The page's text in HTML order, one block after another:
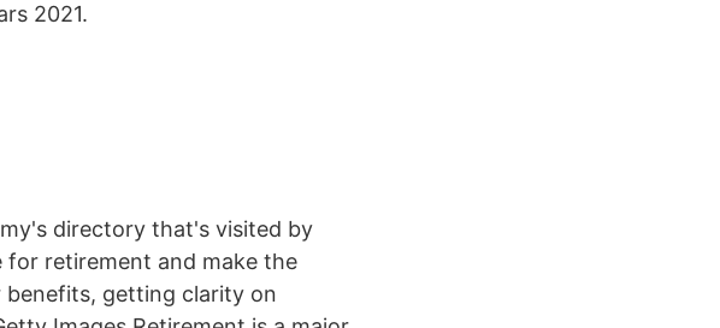
2021.
directory that's visited by
for retirement and make the
benefits, getting clarity on